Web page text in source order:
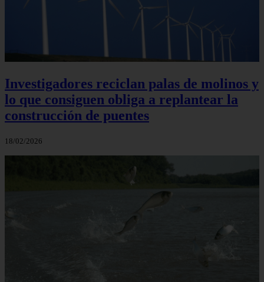
Investigadores reciclan palas de molinos y
lo que consiguen obliga a replantear la
construcción de puentes
18/02/2026